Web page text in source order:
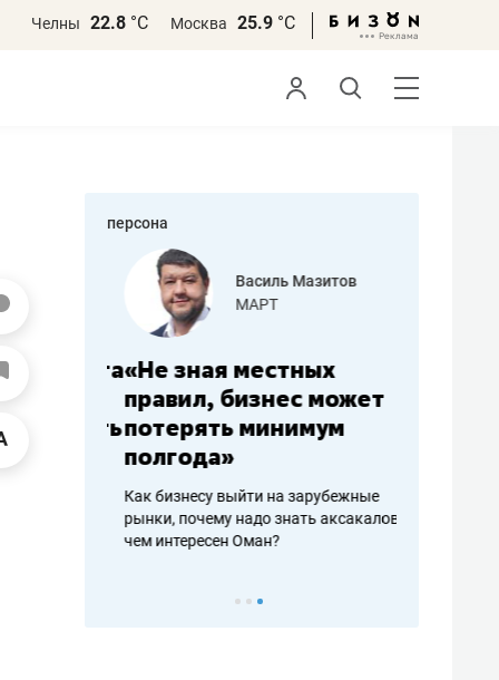
Челны 22.8 °С Москва 25.9 °С
персона
работа
Василь Мазитов
МАРТ
«Не зная местных
правил, бизнес может
потерять минимум
полгода»
Как бизнесу выйти на зарубежные
рынки, почему надо знать аксакалов и
чем интересен Оман?